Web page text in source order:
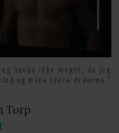
havde ikke meget, da jeg
og mine store drømme."
Torp